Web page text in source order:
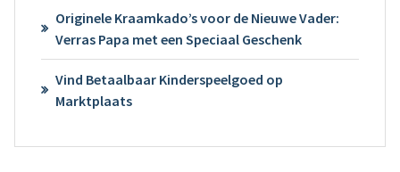
Originele Kraamkado’s voor de Nieuwe Vader:
Verras Papa met een Speciaal Geschenk
Vind Betaalbaar Kinderspeelgoed op
Marktplaats